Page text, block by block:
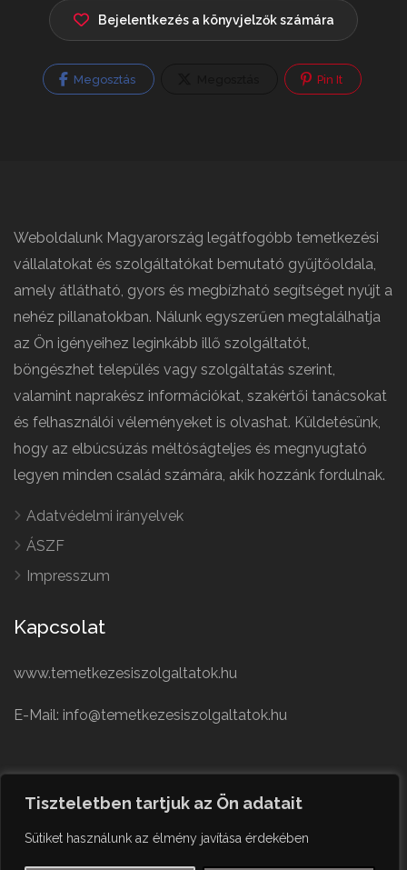
Tiszteletben tartjuk az Ön adatait
Sütiket használunk az élmény javítása érdekében
Bejelentkezés a könyvjelzők számára
Megosztás Pin It
Weboldalunk Magyarország legátfogóbb temetkezési
vállalatokat és szolgáltatókat bemutató gyűjtőoldala,
amely átlátható, gyors és megbízható segítséget nyújt a
nehéz pillanatokban. Nálunk egyszerűen megtalálhatja
az Ön igényeihez leginkább illő szolgáltatót,
böngészhet település vagy szolgáltatás szerint,
valamint naprakész információkat, szakértői tanácsokat
és felhasználói véleményeket is olvashat. Küldetésünk,
hogy az elbúcsúzás méltóságteljes és megnyugtató
legyen minden család számára, akik hozzánk fordulnak.
Adatvédelmi irányelvek
ÁSZF
Impresszum
Kapcsolat
www.temetkezesiszolgaltatok.hu
E-Mail: info@temetkezesiszolgaltatok.hu
Czech
German